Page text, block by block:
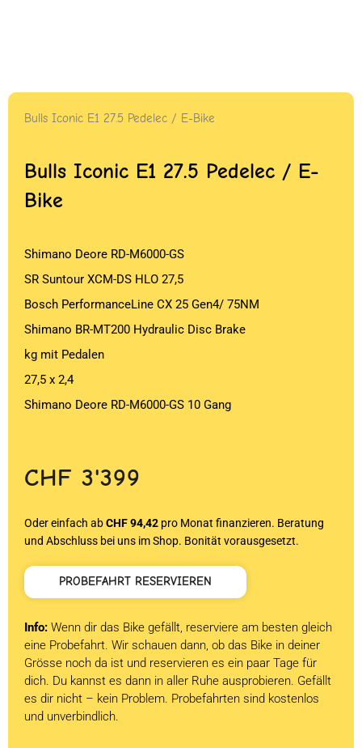
Bulls Iconic E1 27.5 Pedelec / E-Bike
Bulls Iconic E1 27.5 Pedelec / E-
Bike
Shimano Deore RD-M6000-GS
SR Suntour XCM-DS HLO 27,5
Bosch PerformanceLine CX 25 Gen4/ 75NM
Shimano BR-MT200 Hydraulic Disc Brake
kg mit Pedalen
27,5 x 2,4
Shimano Deore RD-M6000-GS 10 Gang
CHF 3'399
Oder einfach abCHF 94,42 pro Monat finanzieren. Beratung
und Abschluss bei uns im Shop. Bonität vorausgesetzt.
PROBEFAHRT RESERVIEREN
Info: Wenn dir das Bike gefällt, reserviere am besten gleich
eine Probefahrt. Wir schauen dann, ob das Bike in deiner
Grösse noch da ist und reservieren es ein paar Tage für
dich. Du kannst es dann in aller Ruhe ausprobieren. Gefällt
es dir nicht – kein Problem. Probefahrten sind kostenlos
und unverbindlich.